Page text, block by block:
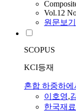
Vol.12
원문보기
SCOPUS
KCI등재
혼합 하중하
이호영,
한국재